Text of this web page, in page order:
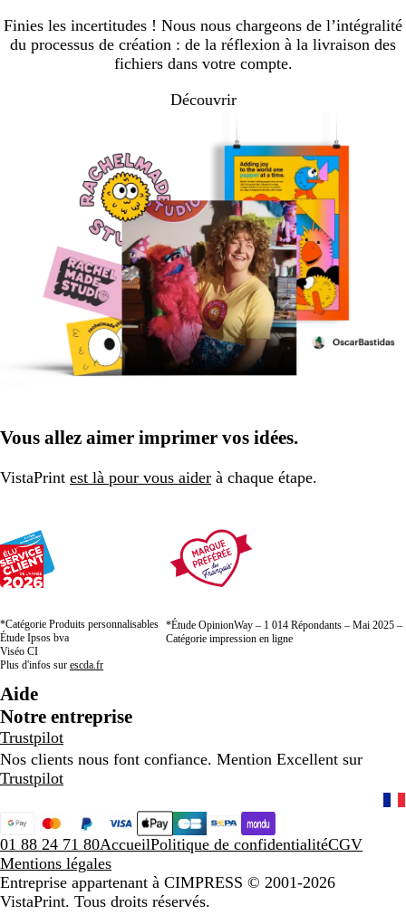
Finies les incertitudes ! Nous nous chargeons de l’intégralité
du processus de création : de la réflexion à la livraison des
fichiers dans votre compte.
Découvrir
Vous allez aimer imprimer vos idées.
VistaPrint est là pour vous aider à chaque étape.
*Catégorie Produits personnalisables
Étude Ipsos bva
Viséo CI
Plus d'infos sur escda.fr
*Étude OpinionWay – 1 014 Répondants – Mai 2025 –
Catégorie impression en ligne
Aide
Notre entreprise
Trustpilot
Nos clients nous font confiance. Mention Excellent sur
Trustpilot
01 88 24 71 80AccueilPolitique de confidentialitéCGV
Mentions légales
Entreprise appartenant à CIMPRESS © 2001-2026
VistaPrint. Tous droits réservés.